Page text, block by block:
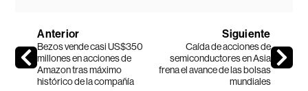
Anterior
Bezos vende casi US$350
millones en acciones de
Amazon tras máximo
histórico de la compañía
Siguiente
Caída de acciones de
semiconductores en Asia
frena el avance de las bolsas
mundiales